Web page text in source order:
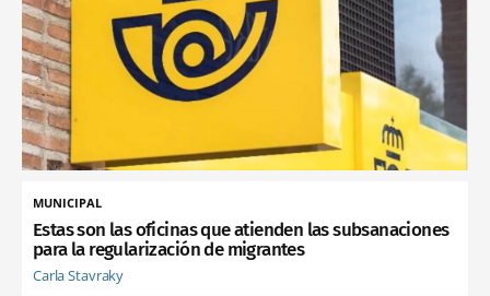
MUNICIPAL
Estas son las oficinas que atienden las subsanaciones
para la regularización de migrantes
Carla Stavraky